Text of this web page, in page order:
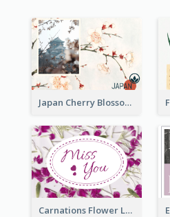
Japan Cherry Blossoms Postcard
Carnations Flower Language Postcard